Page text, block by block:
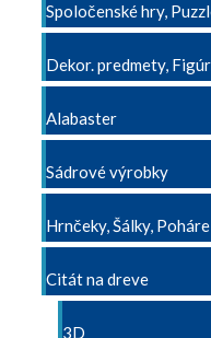
Spoločenské hry,
Dekor. predmety,
Alabaster
Sádrové výrobky
Hrnčeky, Šálky, Poháre
Citát na dreve
3D